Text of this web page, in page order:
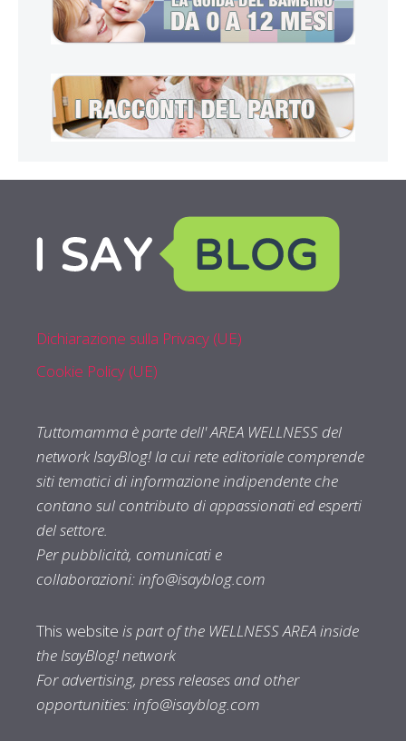
Dichiarazione sulla Privacy (UE)
Cookie Policy (UE)
Tuttomamma è parte dell' AREA WELLNESS del
network IsayBlog! la cui rete editoriale comprende
siti tematici di informazione indipendente che
contano sul contributo di appassionati ed esperti
del settore.
Per pubblicità, comunicati e
collaborazioni:info@isayblog.com
This website is part of the WELLNESS AREA inside
the IsayBlog! network
For advertising, press releases and other
opportunities:info@isayblog.com